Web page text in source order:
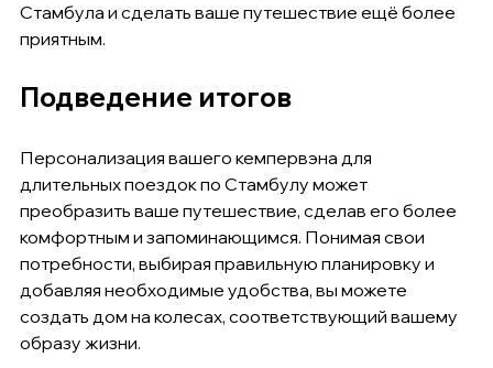
Стамбула и сделать ваше путешествие ещё более
приятным.
Подведение итогов
Персонализация вашего кемпервэна для
длительных поездок по Стамбулу может
преобразить ваше путешествие, сделав его более
комфортным и запоминающимся. Понимая свои
потребности, выбирая правильную планировку и
добавляя необходимые удобства, вы можете
создать дом на колесах, соответствующий вашему
образу жизни.